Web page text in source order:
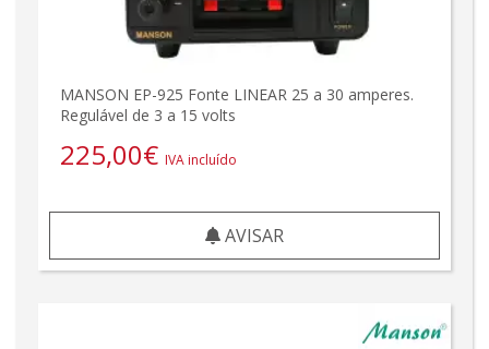
MANSON EP-925 Fonte LINEAR 25 a 30 amperes.
Regulável de 3 a 15 volts
225,00€ IVA incluído
AVISAR